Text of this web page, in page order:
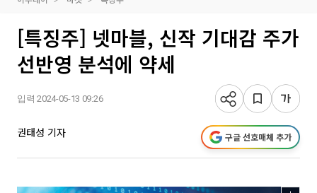
[특징주] 넷마블, 신작 기대감 주가
선반영 분석에 약세
입력 2024-05-13 09:26
권태성 기자 구글 선호매체 추가